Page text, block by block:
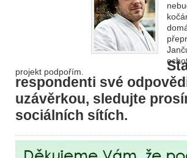
projekt podpořím.
respondenti své
uzávěrkou, sledujte
sociálních sítích.